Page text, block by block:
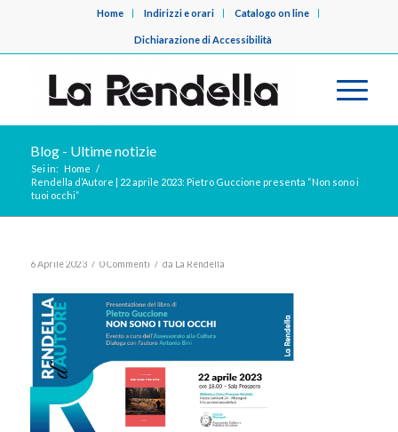
Home Indirizzi e orari Catalogo on line
Dichiarazione di Accessibilità
Blog - Ultime notizie
Sei in: Home /
Rendella d’Autore | 22 aprile 2023: Pietro Guccione presenta “Non sono i
tuoi occhi”
6 Aprile 2023 / 0 Commenti / da La Rendella